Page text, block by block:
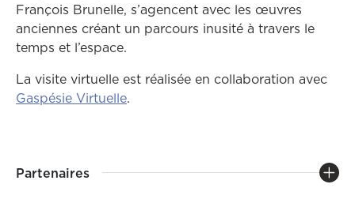
François Brunelle, s’agencent avec les œuvres
anciennes créant un parcours inusité à travers le
temps et l’espace.
La visite virtuelle est réalisée en collaboration avec
Gaspésie VirtuelleCe lien ouvrira dans une autre
.
Partenaires